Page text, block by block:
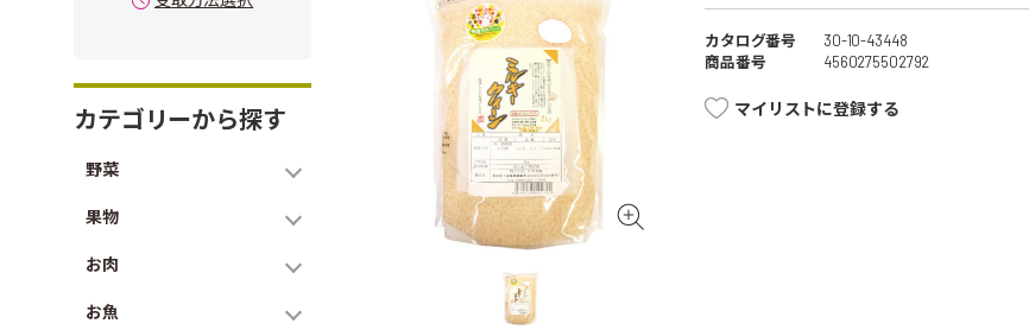
カテゴリーから探す
野菜
果物
お肉
お魚
カタログ番号
30-10-43448
商品番号
4560275502792
マイリストに登録する